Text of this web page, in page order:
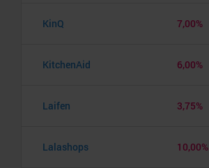
KinQ 7,00%
KitchenAid 6,00%
Laifen 3,75%
Lalashops 10,00%